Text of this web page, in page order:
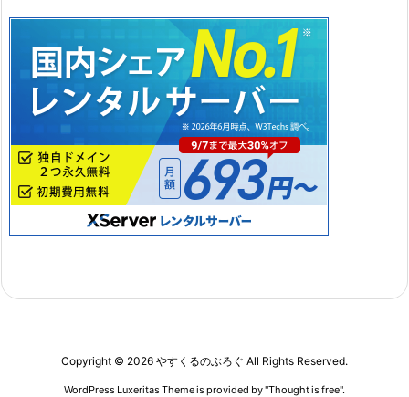
Copyright © 2026 やすくるのぶろぐ All Rights Reserved.
WordPress Luxeritas Theme is provided by "Thought is free".